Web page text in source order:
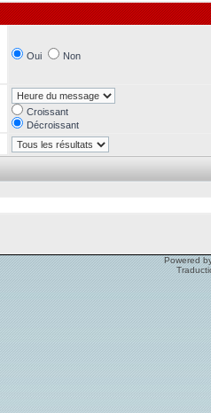
Oui Non
Croissant
Décroissant
Powered